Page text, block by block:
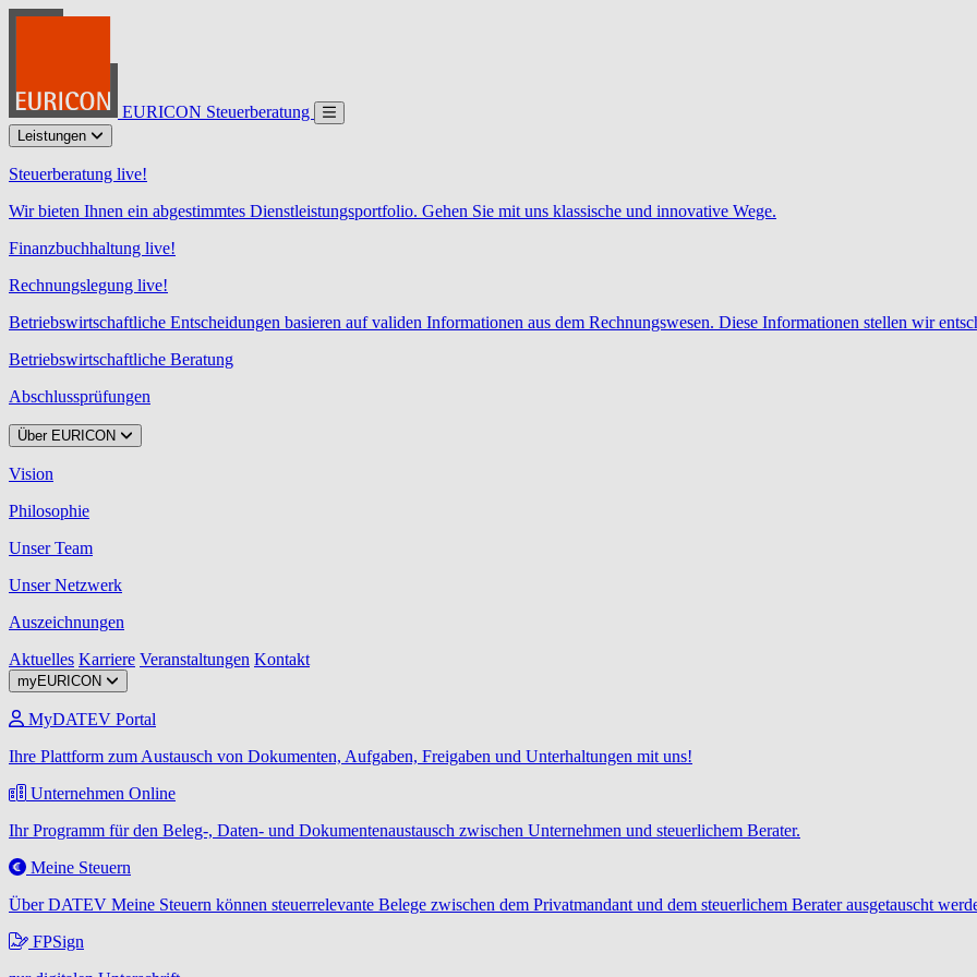
EURICON Steuerberatung
Leistungen
Steuerberatung live!
Wir bieten Ihnen ein abgestimmtes Dienstleistungsportfolio. Gehen Sie mit uns klassische und innovative Wege.
Finanzbuchhaltung live!
Rechnungslegung live!
Betriebswirtschaftliche Entscheidungen basieren auf validen Informationen aus dem Rechnungswesen. Diese Informationen stellen wir
Betriebswirtschaftliche Beratung
Abschlussprüfungen
Über EURICON
Vision
Philosophie
Unser Team
Unser Netzwerk
Auszeichnungen
Aktuelles Karriere Veranstaltungen Kontakt
myEURICON
MyDATEV Portal
Ihre Plattform zum Austausch von Dokumenten, Aufgaben, Freigaben und Unterhaltungen mit uns!
Unternehmen Online
Ihr Programm für den Beleg-, Daten- und Dokumentenaustausch zwischen Unternehmen und steuerlichem Berater.
Meine Steuern
Über DATEV Meine Steuern können steuerrelevante Belege zwischen dem Privatmandant und dem steuerlichem Berater ausgetauscht
FPSign